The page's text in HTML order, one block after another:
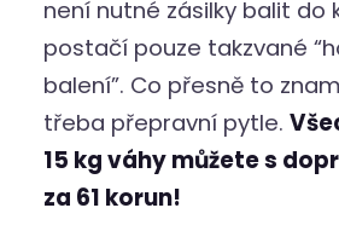
není nutné zásilky balit do
postačí pouze takzvané
balení”. Co přesně to
třeba přepravní pytle.
15 kg váhy můžete s
za 61 korun!